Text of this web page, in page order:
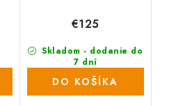
Skladom - dodanie do
7 dní
(28 ks)
€125
DO KOŠÍKA